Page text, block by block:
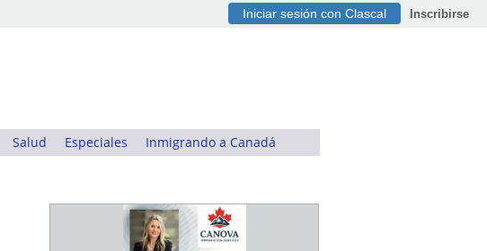
Iniciar sesión con Clascal Inscribirse
Salud Especiales Inmigrando a Canadá